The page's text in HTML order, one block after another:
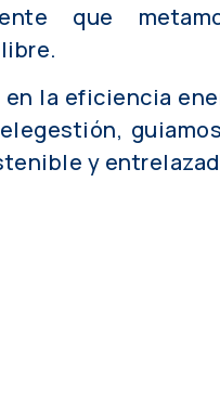
que
la eficiencia
y